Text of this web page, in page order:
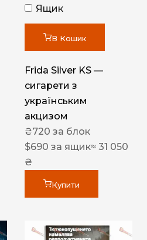
Ящик
В Кошик
Frida Silver KS —
сигарети з
українським
акцизом
₴720 за блок
$690 за ящик≈ 31 050
₴
Купити